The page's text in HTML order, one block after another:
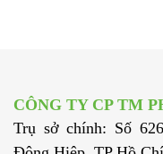
CÔNG TY CP TM
Trụ sở chính: Số